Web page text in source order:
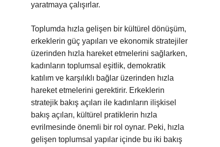
yaratmaya çalışırlar.
Toplumda hızla gelişen bir kültürel dönüşüm,
erkeklerin güç yapıları ve ekonomik stratejiler
üzerinden hızla hareket etmelerini sağlarken,
kadınların toplumsal eşitlik, demokratik
katılım ve karşılıklı bağlar üzerinden hızla
hareket etmelerini gerektirir. Erkeklerin
stratejik bakış açıları ile kadınların ilişkisel
bakış açıları, kültürel pratiklerin hızla
evrilmesinde önemli bir rol oynar. Peki, hızla
gelişen toplumsal yapılar içinde bu iki bakış